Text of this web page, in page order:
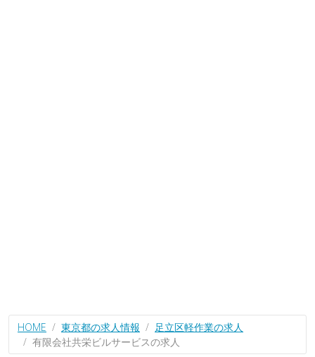
HOME 東京都の求人情報
足立区軽作業の求人
有限会社共栄ビルサービスの求人